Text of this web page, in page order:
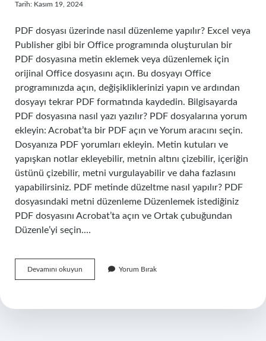
Tarih: Kasım 19, 2024
PDF dosyası üzerinde nasıl düzenleme yapılır? Excel veya
Publisher gibi bir Office programında oluşturulan bir
PDF dosyasına metin eklemek veya düzenlemek için
orijinal Office dosyasını açın. Bu dosyayı Office
programınızda açın, değişikliklerinizi yapın ve ardından
dosyayı tekrar PDF formatında kaydedin. Bilgisayarda
PDF dosyasına nasıl yazı yazılır? PDF dosyalarına yorum
ekleyin: Acrobat’ta bir PDF açın ve Yorum aracını seçin.
Dosyanıza PDF yorumları ekleyin. Metin kutuları ve
yapışkan notlar ekleyebilir, metnin altını çizebilir, içeriğin
üstünü çizebilir, metni vurgulayabilir ve daha fazlasını
yapabilirsiniz. PDF metinde düzeltme nasıl yapılır? PDF
dosyasındaki metni düzenleme Düzenlemek istediğiniz
PDF dosyasını Acrobat’ta açın ve Ortak çubuğundan
Düzenle’yi seçin.…
Devamını okuyun Bilgisayarda
Pdf
Yorum Bırak